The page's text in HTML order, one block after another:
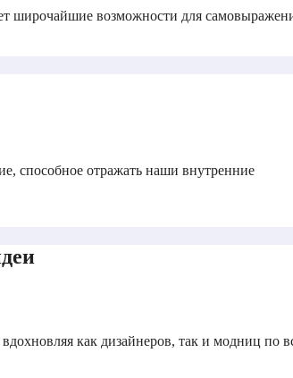
широчайшие возможности для
способное отражать наши внутренние
как дизайнеров, так и модниц по